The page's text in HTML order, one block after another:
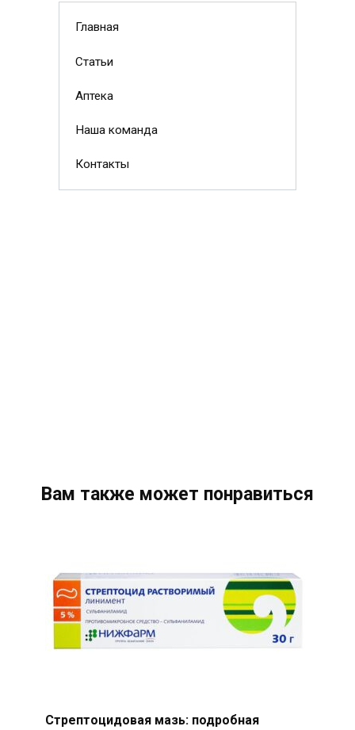
Главная
Статьи
Аптека
Наша команда
Контакты
Вам также может понравиться
Стрептоцидовая мазь: подробная